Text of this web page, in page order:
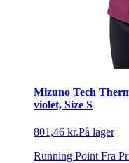
Mizuno Tech
violet, Size S
801,46 kr.På lager
Running Point Fra